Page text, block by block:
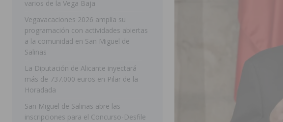
[ 05/08/2026 ]
Orihuela ultima diferentes soluciones para garantizar la
CEIP Virgen de la Puerta
ORIHUELA
Torrevieja presenta su programación de finales de 2026 tras
[ 05/08/2026 ] Sanidad Orihuela llama a observar el eclipse solar del 12 de
los desplazamientos
ORIHUELA
Orihuela acogerá una sesión informativa sobre los recursos
ORIHUELA
varios de la Vega Baja
Vegavacaciones 2026 amplía su
programación con actividades abiertas
a la comunidad en San Miguel de
Salinas
La Diputación de Alicante inyectará
más de 737.000 euros en Pilar de la
Horadada
San Miguel de Salinas abre las
inscripciones para el Concurso-Desfile